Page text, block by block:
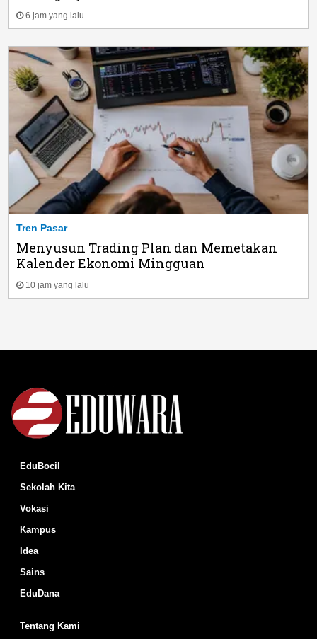
6 jam yang lalu
Tren Pasar
Menyusun Trading Plan dan Memetakan
Kalender Ekonomi Mingguan
10 jam yang lalu
EduBocil
Sekolah Kita
Vokasi
Kampus
Idea
Sains
EduDana
Tentang Kami